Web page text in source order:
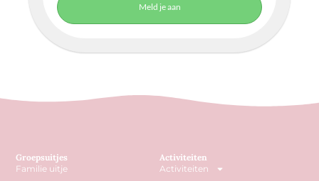
Meld je aan
Activiteiten
Activiteiten
Groepsuitjes
Familie uitje